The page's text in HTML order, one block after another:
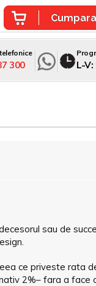
Cumpara
300 L-
sau de
ce priveste rata
2%– fara a face